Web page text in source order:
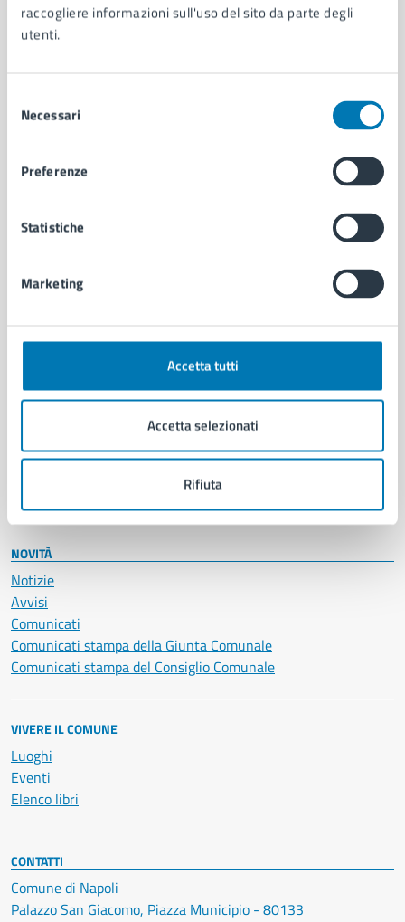
raccogliere informazioni sull'uso del sito da parte degli
utenti.
delNecessari
Preferenze
Statistiche
Marketing
Accetta tutti
Accetta selezionati
Rifiuta
Aree amministrative
Organi di governo
Politici
Documenti e dati
Ambiente
Anagrafe e stato civile
Cultura e tempo libero
Giustizia e sicurezza pubblica
Salute, benessere e assistenza
NOVITÀ
Notizie
Avvisi
Comunicati
Comunicati stampa della Giunta Comunale
Comunicati stampa del Consiglio Comunale
VIVERE IL COMUNE
Luoghi
Eventi
Elenco libri
CONTATTI
Comune di Napoli
Palazzo San Giacomo, Piazza Municipio - 80133